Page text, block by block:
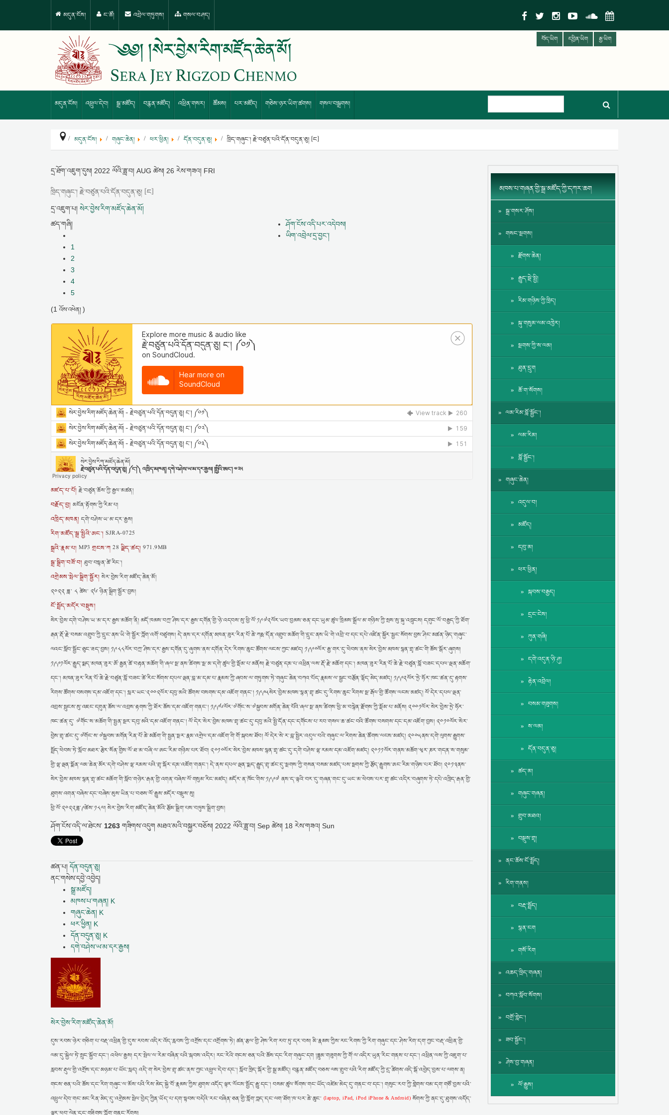
མདུན་ངོས། ང་ཚོ། འབྲེལ་གཏུགས། གསལ་བཤད།
བོད་ཡིག དབྱིན་ཡིག རྒྱ་ཡིག
མདུན་ངོས། འཕྲུལ་དེབ། སྒྲ་མཛོད། བརྙན་མཛོད། འཕྲིན་གསར། ཚོམས། པར་མཛོད། གཅེས་ཉར་ཡིག་ཚགས། གསལ་བསྒྲགས།
མདུན་ངོས། གཞུང་ཆེན། ཕར་ཕྱིན། དོན་བདུན་ཅུ། ཁྲིད་གཞུང་། རྗེ་བཙུན་པའི་དོན་བདུན་ཅུ། [ང]
དྲ་ཐོག་འཇུག་དུས། 2022 ལོའི་ཟླ་བ། AUG ཚེས། 26 རེས་གཟའ། FRI
ཁྲིད་གཞུང་། རྗེ་བཙུན་པའི་དོན་བདུན་ཅུ། [ང]
དྲ་འཇུག་པ། སེར་བྱེས་རིག་མཛོད་ཆེན་མོ།
ཤོག་ངོས་འདི་པར་འདེབས།
ཡིག་འབྲེལ་དྲ་བྱང་།
ཚད་གཞི།
1
2
3
4
5
(1 འོས་འཕེན། )
མཛད་པ་པོ། རྗེ་བཙུན་ཆོས་ཀྱི་རྒྱལ་མཚན།
བརྗོད་བྱ། མངོན་རྟོགས་ཀྱི་རིམ་པ།
འཁྲིད་མཁན། དགེ་བཤེས་ཡ་མ་དར་རྒྱས།
རིག་མཛོད་སྒྲ་སྤྱིའི་ཨང་། SJRA-0725
སྒྲའི་རྣམ་པ། MP3གྲངས་ཀ 28 ལྗིད་ཚད། 971.9MB
སྒྲ་སྒྲིག་བཟོ་བ། ཐུབ་བསྟན་ཚེ་རིང་།
འགྲེམས་སྤེལ་སྒྲིག་སྦྱོར། སེར་བྱེས་རིག་མཛོད་ཆེན་མོ།
༢༠༢༢ ཟླ་ ༨ ཚེས་ ༢༦ ཉིན་སྒྲིག་སྦྱོར་བྱས།
ངོ་སྤྲོད་མདོར་བསྡུས།
སེར་བྱེས་དགེ་བཤེས་ཡ་མ་དར་རྒྱས་མཆོག་ནི། མདོ་ཁམས་བཀྲ་ཤིས་དར་རྒྱས་དགོན་གྱི་ཉེ་འདབས་སུ་ཕྱི་ལོ་༡༩༧༢ལོར་ཡབ་བྱམས་ཅན་དང་ཡུམ་ཚུལ་ཁྲིམས་སྒྲོལ་མ་གཉིས་ཀྱི་སྲས་སུ་སྐུ་འཁྲུངས། དགུང་ལོ་བརྒྱད་ཀྱི་ཐོག་
རྒན་རྡོ་རྗེ་བསམ་འགྲུབ་ཀྱི་དྲུང་ནས་ཡི་གེ་སྦྱོར་ཀློག་འགོ་བཙུགས། དེ་ནས་དར་དགོན་མཁན་ཟུར་རིན་པོ་ཆེ་ཀརྨ་དོན་འགྲུབ་མཆོག་གི་དྲུང་ནས་ཡི་གེ་འབྲི་བ་དང་དཔེ་འཛིན་སྐྱོར་སྦྱང་སོགས་བྱས་ཤིང་མཚན་ཉིད་གཞུང་
ལའང་སློབ་སྦྱོང་ཅུང་ཟད་བྱས། ༡༩༨༨ལོར་བཀྲ་ཤིས་དར་རྒྱས་དགོན་དུ་ཞུགས་ནས་དགོན་དེར་རིགས་ཆུང་ཚོགས་ལངས་ཀྱང་མཛད། ༡༩༩༠ལོར་རྒྱ་གར་དུ་ཕེབས་ནས་སེར་བྱེས་མཁས་སྙན་གྲྭ་ཚང་གི་ཆོས་སྒོར་ཞུགས།
༡༩༩༡ལོར་རྒྱུད་སྨད་མཁན་ཟུར་ཨོ་རྒྱན་ཚེ་བརྟན་མཆོག་གི་ཞལ་སྔ་ནས་ཚིགས་སྔ་མ་དགེ་ཚུལ་གྱི་སྡོམ་པ་མནོས། རྗེ་བཙུན་དམ་པ་འཕྲིན་ལས་རྡོ་རྗེ་མཆོག་དང་། མཁན་ཟུར་རིན་པོ་ཆེ་རྗེ་བཙུན་བློ་བཟང་དཔལ་ལྡན་མཆོག་
དང་། མཁན་ཟུར་རིན་པོ་ཆེ་རྗེ་བཙུན་བློ་བཟང་ཚེ་རིང་སོགས་དཔལ་ལྡན་བླ་མ་དམ་པ་རྣམས་ཀྱི་ཞབས་ལ་གཏུགས་ཏེ་གཞུང་ཆེན་བཀའ་པོད་རྣམས་ལ་སྦྱང་བརྩོན་ལྷོད་མེད་མཛད། ༡༩༩༢ལོར་ཏྲེ་ཧོར་ཁང་ཚན་དུ་རྟགས་
རིགས་ཚོགས་བསགས་དམ་འཇོག་དང་། སླར་ཡང་༢༠༠༢ལོར་དབུ་མའི་ཚོགས་བསགས་དམ་འཇོག་གནང་། ༡༩༩༥སེར་བྱེས་མཁས་སྙན་གྲྭ་ཚང་དུ་རིགས་ཆུང་རིགས་སྔ་རྒོལ་གྱི་ཚོགས་ལངས་མཛད། ལོ་དེར་དཔལ་ལྡན་
འབྲས་སྤུངས་སུ་འཇང་དགུན་ཆོས་ལ་འབྲས་རྟགས་ཀྱི་ཐོར་ཆོས་དམ་འཇོག་གནང་། ༡༩༩༦ལོར་༧གོང་ས་༧སྐྱབས་མགོན་ཆེན་པོའི་ཞལ་སྔ་ནས་ཚིགས་ཕྱི་མ་བསྙེན་རྫོགས་ཀྱི་སྡོམ་པ་མནོས། ༢༠༠༡ལོར་སེར་བྱེས་ཏྲེ་ཧོར་
ཁང་ཚན་དུ་ ༧གོང་ས་མཆོག་གི་སྤྱན་སྔར་དབུ་མའི་དམ་འཇོག་གནང་། ལོ་དེར་སེར་བྱེས་མཁས་གྲྭ་ཚང་དུ་དབུ་མའི་སྤྱི་དོན་དང་དགོངས་པ་རབ་གསལ་ཆ་ཚང་བའི་ཚོགས་བསགས་དང་དམ་འཇོག་བྱས། ༢༠༡༠ལོར་སེར་
བྱེས་གྲྭ་ཚང་དུ་༧གོང་ས་༧སྐྱབས་མགོན་རིན་པོ་ཆེ་མཆོག་གི་སྤྱན་སྔར་རྣམ་འགྲེལ་དམ་འཇོག་གི་གོ་སྐབས་ཐོབ། ལོ་དེར་སེ་ར་བླ་སྤྱིར་འདུལ་བའི་གཞུང་ལ་རིགས་ཆེན་ཚོགས་ལངས་མཛད། ༢༠༠༥ནས་དགེ་ལུགས་རྒྱུགས་
སྤྲོད་ཕེབས་ཏེ་སློབ་མཐར་རྩེར་སོན་གྱིས་ལོ་ཐ་མ་བཞི་ལ་ཨང་རིམ་གཉིས་པར་ཐོབ། ༢༠༡༠ལོར་སེར་བྱེས་མཁས་སྙན་གྲྭ་ཚང་དུ་དགེ་བཤེས་ལྷ་རམས་དམ་འཇོག་མཛད། ༢༠༡༡ལོར་གནས་མཆོག་ཝཱར་ཎར་གདན་ས་གསུམ་
གྱི་ལྷ་ལྡན་སྨོན་ལམ་ཆེན་མོར་དགེ་བཤེས་ལྷ་རམས་པའི་གྲྭ་སྐོར་དམ་འཇོག་གནང་། དེ་ནས་དཔལ་ལྡན་སྨད་རྒྱུད་གྲྭ་ཚང་དུ་སྔགས་ཀྱི་གསན་བསམ་མཛད་པས་སྔགས་ཀྱི་རྩོད་རྒྱུགས་ཨང་རིམ་གཉིས་པར་ཐོབ། ༢༠༡༣ནས་
སེར་བྱེས་མཁས་སྙན་གྲྭ་ཚང་མཆོག་གི་སློབ་གཉེར་རྒན་གྱི་འགན་བཞེས་ལོ་གསུམ་རིང་མཛད། མདོར་ན་ཁོང་གིས་༡༩༩༧ ནས་ད་ལྟའི་བར་དུ་གཞན་གང་དུ་ཡང་མ་ཕེབས་པར་གྲྭ་ཚང་འདིར་བཞུགས་ཏེ་དཔེ་འཁྲིད་རྒན་གྱི་
ཐུགས་འགན་བཞེས་དང་བཞེས་མུས་ཡིན་པ་བཅས་ལོ་རྒྱུས་མདོར་བསྡུས་སུ།
ཕྱི་ལོ་༢༠༢༢ཟླ་༩ཚེས་༡༨ལ། སེར་བྱེས་རིག་མཛོད་ཆེན་མོའི་རྩོམ་སྒྲིག་པས་བཏུས་སྒྲིག་བྱས།
ཤོག་ངོས་འདི་ལ་ཐེངས་ 1263 གཟིགས་འདུག མཐའ་མའི་བསྐྱར་བཅོས། 2022 ལོའི་ཟླ་བ། Sep ཚེས། 18 རེས་གཟའ། Sun
ཚན་པ། དོན་བདུན་ཅུ།
ནང་གསེས་དབྱེ་འབྱེད།
སྒྲ་མཛོད།
མཁས་པ་གཞན། K
གཞུང་ཆེན། K
ཕར་ཕྱིན། K
དོན་བདུན་ཅུ། K
དགེ་བཤེས་ཡ་མ་དར་རྒྱས།
སེར་བྱེས་རིག་མཛོད་ཆེན་མོ།
དུས་རབས་ཉེར་གཅིག་པ་བརྡ་འཕྲིན་གྱི་དུས་རབས་འདིར་འོད་རླབས་ཀྱི་འགྲོས་དང་འགྲོགས་ཏེ། ཚན་རྩལ་གྱི་ཤེས་རིག་རབ་ཏུ་དར་བས། མི་རྣམས་ཀྱིས་རང་རིགས་ཀྱི་རིག་གཞུང་དང་ཤེས་རིག་དག་ཀྱང་བརྡ་འཕྲིན་གྱི་
ལམ་དུ་སྐྱེལ་ཏེ་སྲུང་སྐྱོབ་དང་། འཕེལ་རྒྱས། དར་སྤེལ་ལ་རེམ་བཞིན་པའི་སྐབས་འདིར། རང་རེའི་གངས་ཅན་པའི་ཆོས་དང་རིག་གཞུང་དག །ཟླུམ་གཟུགས་ཀྱི་གོ་ལ་འདིར་ཡུན་རིང་གནས་པ་དང་། འཕྲིན་ལས་ཀྱི་འཇུག་པ་
རླབས་རྡུལ་གྱི་འགྲོས་དང་མཉམ་པ་ཡོང་སླད། འདི་ག་སེར་བྱེས་གྲྭ་ཚང་ནས་ཀྱང་འཕྲུལ་དེབ་དང་། སློབ་ཁྲིད་སྐོར་གྱི་སྒྲ་མཛོད། བརྙན་མཛོད་བཅས་ལས་གྲུབ་པའི་རིག་མཛོད་ཀྱི་དྲ་ཚིགས་འདི་སྒོ་འབྱེད་བྱས་པ་ལགས་ན།
གངས་ཅན་པའི་ཆོས་དང་རིག་གཞུང་ལ་མོས་པའི་རིས་མེད་སྐྱེ་བོ་རྣམས་ཀྱིས་ཐུགས་འདོད་ལྟར་ལོངས་སྤྱོད་རྒྱུ་དང་། བསམ་ཚུལ་སོགས་གང་ཡོད་འཛེམ་མེད་དུ་གནང་བ་དང་། གསུང་རབ་ཀྱི་གླེགས་བམ་དག་གཙོ་བྱས་པའི་
འཕྲུལ་དེབ་གང་མང་རིན་མེད་དུ་འགྲེམས་སྤེལ་བྱེད་ཀྱིན་ཡོད་པ་དག་སྟབས་བདེའི་རང་བཞིན་ཅན་གྱི་གློག་ཀླད་དང་ལག་ཐོག་ཁ་པར་ཆེ་ཆུང་ (laptop, iPad, iPod iPhone & Android) སོགས་ཀྱི་ནང་དུ་ཐུགས་འདོད་
ལྟར་ཕབ་ལེན་དང་གཟིགས་ཀློག་གནང་རོགས།
མཁས་པ་གཞན་གྱི་སྒྲ་མཛོད་ཀྱི་དཀར་ཆག
སྒྲ་གསར་ཤོས།
གསང་སྔགས།
རྫོགས་ཆེན།
རྒྱུད་སྡེ་སྤྱི།
རིམ་གཉིས་ཀྱི་ཁྲིད།
སྐུ་གསུམ་ལམ་འཁྱེར།
སྔགས་ཀྱི་ས་ལམ།
ཐུན་དྲུག
ཆོ་ག་སོགས།
ལམ་རིམ་བློ་སྦྱོང་།
ལམ་རིམ།
བློ་སྦྱོང་།
གཞུང་ཆེན།
འདུལ་བ།
མཛོད།
དབུ་མ།
ཕར་ཕྱིན།
སྐབས་བརྒྱད།
དྲང་ངེས།
ཀུན་གཞི།
དགེ་འདུན་ཉི་ཤུ།
རྟེན་འབྲེལ།
བསམ་གཟུགས།
ས་ལམ།
དོན་བདུན་ཅུ།
ཚད་མ།
གཞུང་གཞན།
གྲུབ་མཐའ།
བསྡུས་གྲྭ།
ནང་ཆོས་ངོ་སྤྲོད།
རིག་གནས།
བརྡ་སྤྲོད།
སྙན་ངག
གསོ་རིག
འཆད་ཁྲིད་གཞན།
བཀའ་སློབ་སོགས།
བགྲོ་གླེང་།
ཟབ་སྦྱོང་།
ཤེས་བྱ་གཞན།
ལོ་རྒྱུས།